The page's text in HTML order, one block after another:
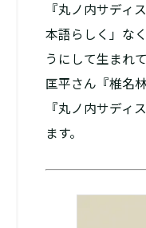
『丸ノ内サディ
本語らしく」な
うにして生まれ
匡平さん『椎名林
『丸ノ内サディ
ます。